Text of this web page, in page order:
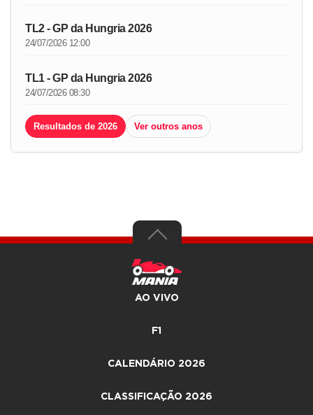
TL2 - GP da Hungria 2026
24/07/2026 12:00
TL1 - GP da Hungria 2026
24/07/2026 08:30
Resultados de 2026 Ver outros anos
AO VIVO
F1
CALENDÁRIO 2026
CLASSIFICAÇÃO 2026